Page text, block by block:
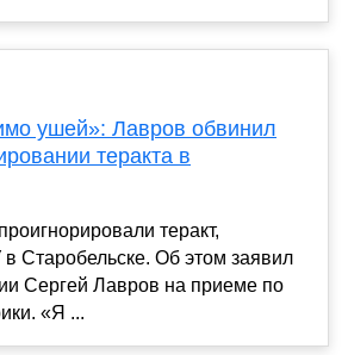
ушей»: Лавров обвинил
теракта в
теракт,
Старобельске. Об этом заявил
Сергей Лавров на приеме по
«Я ...